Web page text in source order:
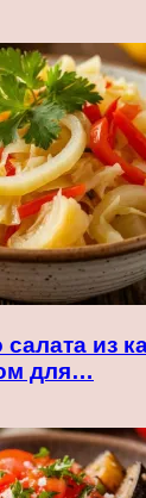
салата из
для…